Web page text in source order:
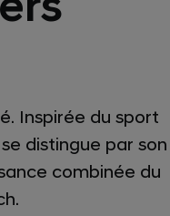
Inspirée du sport
distingue par son
combinée du